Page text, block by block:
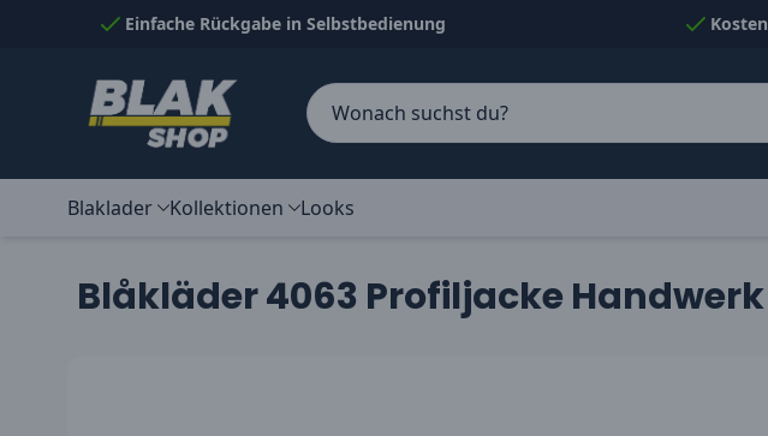
Skip to ContentEinfache Rückgabe in Selbstbedienung
Blaklader Kollektionen Looks
Blåkläder 4063 Profiljacke Handwerk